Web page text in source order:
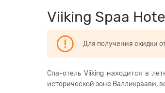
Viiking Spaa
Для получения скидки
Спа-отель Viiking находится в
исторической зоне Валликраави,